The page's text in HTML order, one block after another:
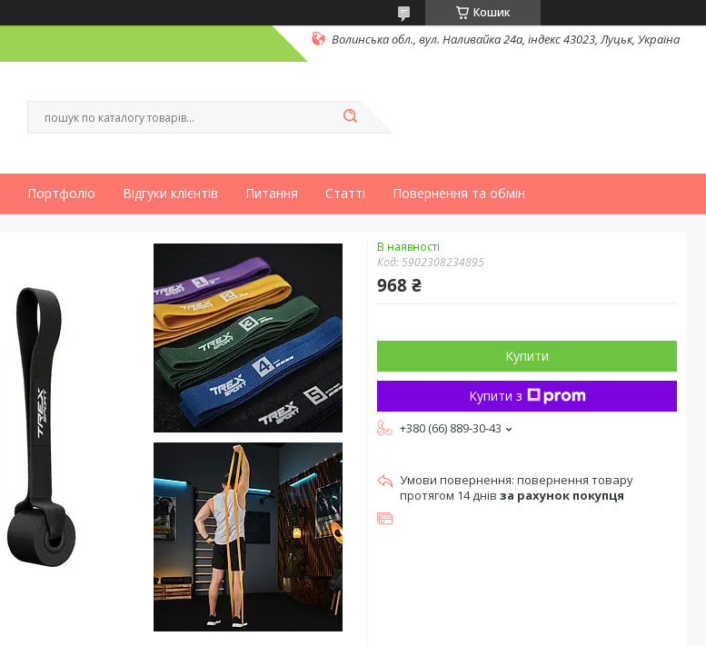
Кошик
Волинська обл., вул. Наливайка 24а, індекс 43023, Луцьк, Україна
Портфоліо Відгуки клієнтів Питання Статті Повернення та обмін
В наявності
Код:5902308234895
968 ₴
Купити
Купити з
+380 (66) 889-30-43
повернення товару
протягом 14 днів за рахунок покупця